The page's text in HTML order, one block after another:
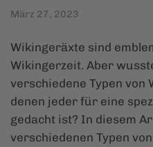
März 27, 2023
Wikingeräxte sind
Wikingerzeit. Aber
verschiedene Typen von
denen jeder für eine
gedacht ist? In diesem
verschiedenen Typen